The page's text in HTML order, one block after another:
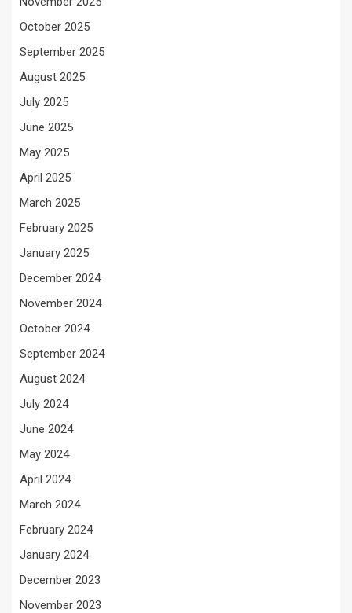
October 2025
September 2025
August 2025
July 2025
June 2025
May 2025
April 2025
March 2025
February 2025
January 2025
December 2024
November 2024
October 2024
September 2024
August 2024
July 2024
June 2024
May 2024
April 2024
March 2024
February 2024
January 2024
December 2023
November 2023